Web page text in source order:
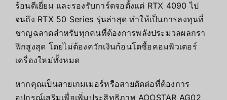
ร้อนดีเยี่ยม และรองรับการ์ดจอตั้งแต่ RTX 4090 ไป
จนถึง RTX 50 Series รุ่นล่าสุด ทำให้เป็นการลงทุนที่
ชาญฉลาดสำหรับทุกคนที่ต้องการพลังประมวลผลกรา
ฟิกสูงสุด โดยไม่ต้องควักเงินก้อนโตซื้อคอมพิวเตอร์
เครื่องใหม่ทั้งหมด
หากคุณเป็นสายเกมเมอร์หรือสายตัดต่อที่ต้องการ
อุปกรณ์เสริมเพื่อเพิ่มประสิทธิภาพ AOOSTAR AG02